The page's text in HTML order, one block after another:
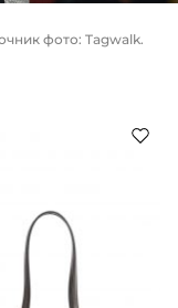
фото: Tagwalk.